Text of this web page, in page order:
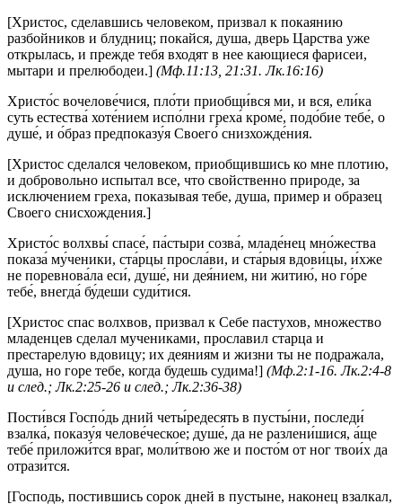
[Христос, сделавшись человеком, призвал к покаянию
разбойников и блудниц; покайся, душа, дверь Царства уже
открылась, и прежде тебя входят в нее кающиеся фарисеи,
мытари и прелюбодеи.] (Мф.11:13, 21:31. Лк.16:16)
Христо́с вочелове́чися, пло́ти приобщи́вся ми, и вся, ели́ка
суть естества́ хоте́нием испо́лни греха́ кроме́, подо́бие тебе́, о
душе́, и о́браз предпоказу́я Своего́ снизхожде́ния.
[Христос сделался человеком, приобщившись ко мне плотию,
и добровольно испытал все, что свойственно природе, за
исключением греха, показывая тебе, душа, пример и образец
Своего снисхождения.]
Христо́с волхвы́ спасе́, па́стыри созва́, младе́нец мно́жества
показа́ му́ченики, ста́рцы просла́ви, и ста́рыя вдови́цы, и́хже
не поревнова́ла еси́, душе́, ни дея́нием, ни житию́, но го́ре
тебе́, внегда́ бу́деши суди́тися.
[Христос спас волхвов, призвал к Себе пастухов, множество
младенцев сделал мучениками, прославил старца и
престарелую вдовицу; их деяниям и жизни ты не подражала,
душа, но горе тебе, когда будешь судима!] (Мф.2:1-16. Лк.2:4-8
и след.; Лк.2:25-26 и след.; Лк.2:36-38)
Пости́вся Госпо́дь дний четы́редесять в пусты́ни, последи́
взалка́, показу́я челове́ческое; душе́, да не разлени́шися, а́ще
тебе́ приложи́тся враг, моли́твою же и посто́м от ног твои́х да
отрази́тся.
[Господь, постившись сорок дней в пустыне, наконец взалкал,